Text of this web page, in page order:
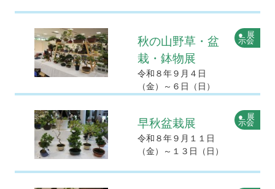
展
示会
秋の山野草・盆
栽・鉢物展
令和８年９月４日
（金）～６日（日）
展
示会
早秋盆栽展
令和８年９月１１日
（金）～１３日（日）